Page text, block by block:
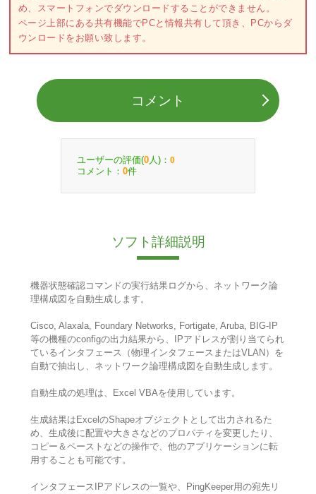
め、スマートフォンでダウンロードすることができません。
ページ上部にある共有機能でPCと情報共有して頂き、PCからダ
ウンロードをお願い致します。
コメント
ユーザーの評価(0 人)： 0
コメント： 0件
ソフト詳細説明
機器状態確認コマンドの実行結果ログから、ネットワーク論
理構成図を自動生成します。
Cisco, Alaxala, Foundary Networks, Fortigate, Aruba, BIG-IP
等の機種のconfigの出力結果から、IPアドレスが割り当てられ
ているインタフェース（物理インタフェースまたはVLAN）を
自動で抽出し、ネットワーク論理構成図を自動生成します。
自動生成の処理は、Excel VBAを使用しています。
生成結果はExcelのShapeオブジェクトとして出力されるた
め、生成後に配置や大きさなどのプロパティを変更したり、
コピー＆ペーストなどの操作で、他のアプリケーションに転
用することも可能です。
インタフェースIPアドレスの一覧や、PingKeeper用の宛先リ